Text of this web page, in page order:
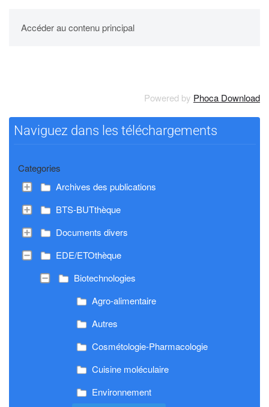
Accéder au contenu principal
UPBM
Powered by Phoca Download
Naviguez dans les téléchargements
Categories
Archives des publications
BTS-BUTthèque
Documents divers
EDE/ETOthèque
Biotechnologies
Agro-alimentaire
Autres
Cosmétologie-Pharmacologie
Cuisine moléculaire
Environnement